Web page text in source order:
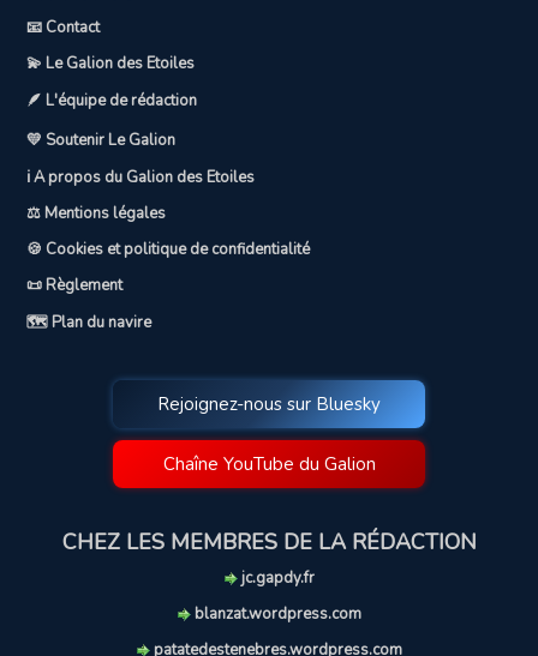
📧 Contact
💫 Le Galion des Etoiles
🪶 L'équipe de rédaction
💛 Soutenir Le Galion
ℹ️ A propos du Galion des Etoiles
⚖️ Mentions légales
🍪 Cookies et politique de confidentialité
📜 Règlement
🗺️ Plan du navire
Rejoignez-nous sur Bluesky
Chaîne YouTube du Galion
CHEZ LES MEMBRES DE LA RÉDACTION
jc.gapdy.fr
blanzat.wordpress.com
patatedestenebres.wordpress.com